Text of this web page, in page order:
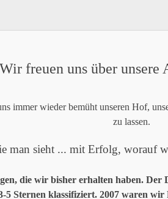
Wir freuen uns über unsere
immer wieder bemüht unseren Hof,
zu lassen.
man sieht ... mit Erfolg, worauf
die wir bisher erhalten haben.
5 Sternen klassifiziert. 2007 waren